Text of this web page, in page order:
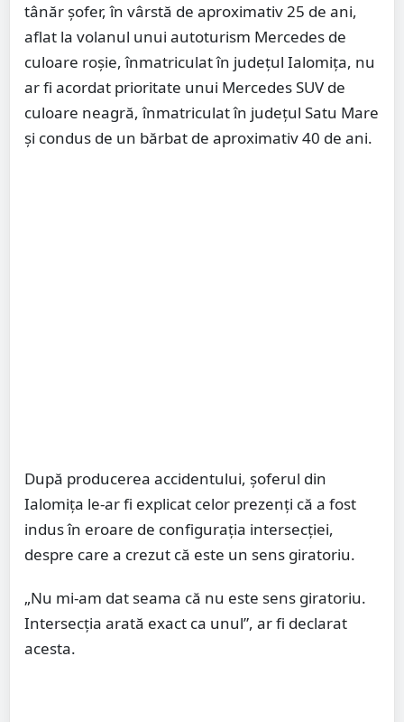
tânăr șofer, în vârstă de aproximativ 25 de ani,
aflat la volanul unui autoturism Mercedes de
culoare roșie, înmatriculat în județul Ialomița, nu
ar fi acordat prioritate unui Mercedes SUV de
culoare neagră, înmatriculat în județul Satu Mare
și condus de un bărbat de aproximativ 40 de ani.
După producerea accidentului, șoferul din
Ialomița le-ar fi explicat celor prezenți că a fost
indus în eroare de configurația intersecției,
despre care a crezut că este un sens giratoriu.
„Nu mi-am dat seama că nu este sens giratoriu.
Intersecția arată exact ca unul”, ar fi declarat
acesta.